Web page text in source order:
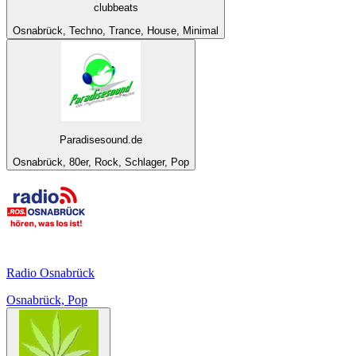
clubbeats
Osnabrück, Techno, Trance, House, Minimal
Paradisesound.de
Osnabrück, 80er, Rock, Schlager, Pop
Radio Osnabrück
Osnabrück, Pop